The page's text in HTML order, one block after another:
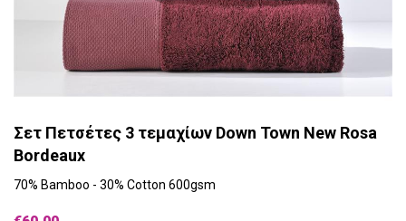
Σετ Πετσέτες 3 τεμαχίων Down Town New Rosa
Bordeaux
70% Bamboo - 30% Cotton 600gsm